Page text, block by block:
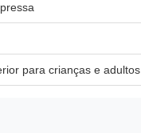
para crianças e adultos